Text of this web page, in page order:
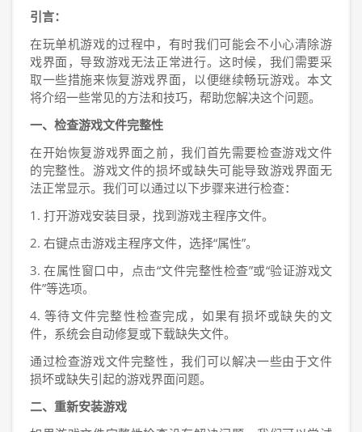
引言：
在玩单机游戏的过程中，有时我们可能会不小心清除游
戏界面，导致游戏无法正常进行。这时候，我们需要采
取一些措施来恢复游戏界面，以便继续畅玩游戏。本文
将介绍一些常见的方法和技巧，帮助您解决这个问题。
一、检查游戏文件完整性
在开始恢复游戏界面之前，我们首先需要检查游戏文件
的完整性。游戏文件的损坏或缺失可能导致游戏界面无
法正常显示。我们可以通过以下步骤来进行检查：
1. 打开游戏安装目录，找到游戏主程序文件。
2. 右键点击游戏主程序文件，选择“属性”。
3. 在属性窗口中，点击“文件完整性检查”或“验证游戏文
件”等选项。
4. 等待文件完整性检查完成，如果有损坏或缺失的文
件，系统会自动修复或下载缺失文件。
通过检查游戏文件完整性，我们可以解决一些由于文件
损坏或缺失引起的游戏界面问题。
二、重新安装游戏